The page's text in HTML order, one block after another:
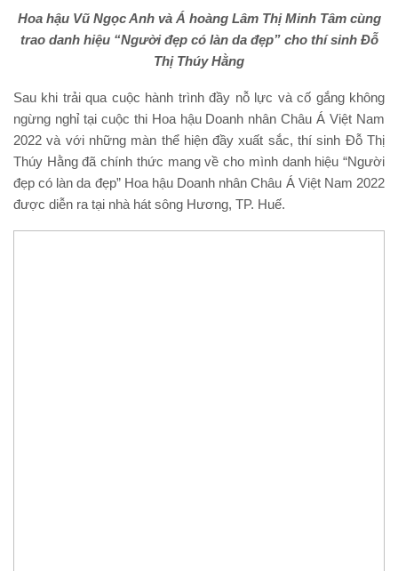
Hoa hậu Vũ Ngọc Anh và Á hoàng Lâm Thị Minh Tâm cùng
trao danh hiệu “Người đẹp có làn da đẹp” cho thí sinh Đỗ
Thị Thúy Hằng
Sau khi trải qua cuộc hành trình đầy nỗ lực và cố gắng không
ngừng nghỉ tại cuộc thi Hoa hậu Doanh nhân Châu Á Việt Nam
2022 và với những màn thể hiện đầy xuất sắc, thí sinh Đỗ Thị
Thúy Hằng đã chính thức mang về cho mình danh hiệu “Người
đẹp có làn da đẹp” Hoa hậu Doanh nhân Châu Á Việt Nam 2022
được diễn ra tại nhà hát sông Hương, TP. Huế.